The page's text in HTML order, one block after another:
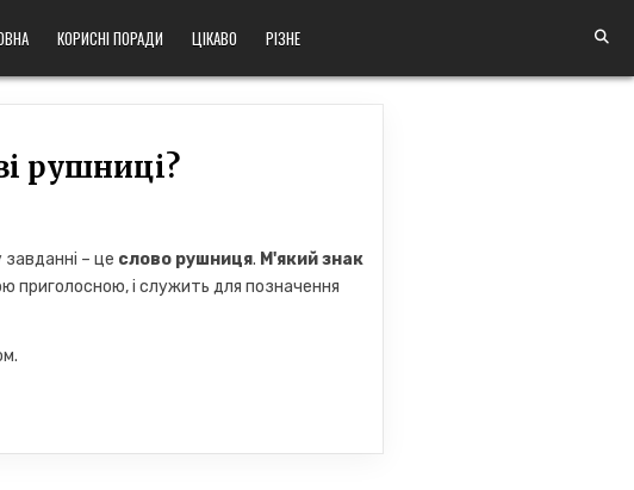
КОРИСНІ ПОРАДИ ЦІКАВО РІЗНЕ
рушниці?
– це слово рушниця. М'який знак
приголосною, і служить для позначення